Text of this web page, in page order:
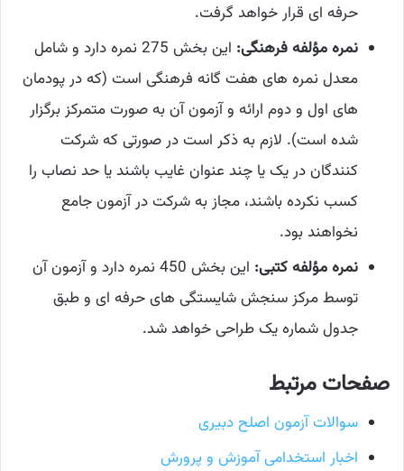
حرفه ای قرار خواهد گرفت.
نمره مؤلفه فرهنگی:
این بخش 275 نمره دارد و شامل
معدل نمره های هفت گانه فرهنگی است (که در پودمان
های اول و دوم ارائه و آزمون آن به صورت متمرکز برگزار
شده است). لازم به ذکر است در صورتی که شرکت
کنندگان در یک یا چند عنوان غایب باشند یا حد نصاب را
کسب نکرده باشند، مجاز به شرکت در آزمون جامع
نخواهند بود.
نمره مؤلفه کتبی:
این بخش 450 نمره دارد و آزمون آن
توسط مرکز سنجش شایستگی های حرفه ای و طبق
جدول شماره یک طراحی خواهد شد.
صفحات مرتبط
سوالات آزمون اصلح دبیری
اخبار استخدامی آموزش و پرورش